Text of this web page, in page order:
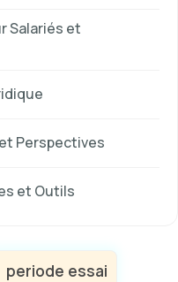
Salariés et
Perspectives
et Outils
periode essai